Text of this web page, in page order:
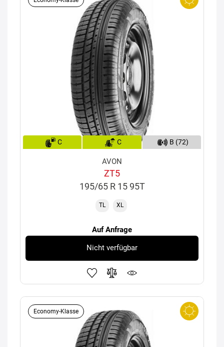
C C B (72)
AVON
ZT5
195/65 R 15 95T
TL XL
Auf Anfrage
Nicht verfügbar
Economy-Klasse